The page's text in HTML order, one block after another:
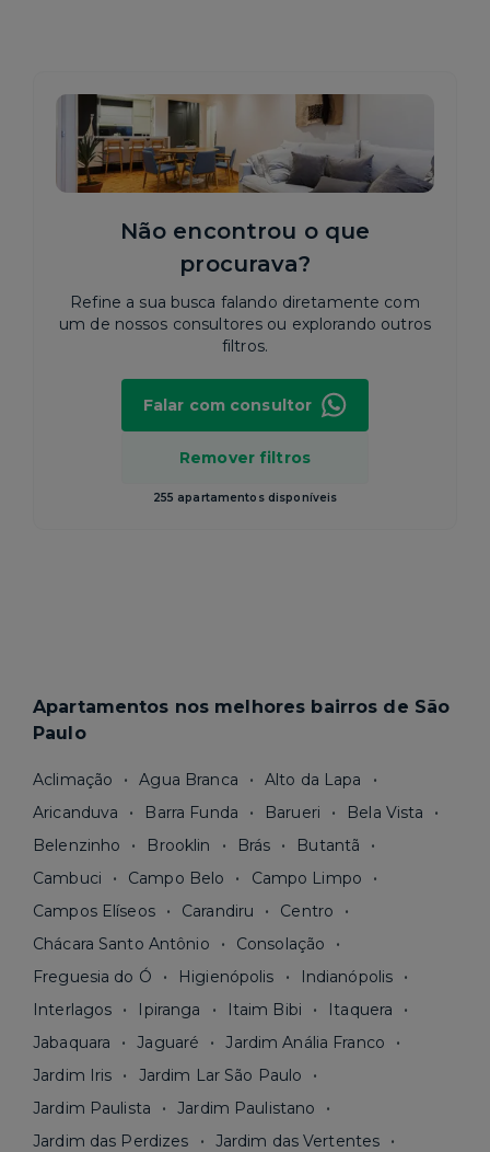
Não encontrou o que
procurava?
Refine a sua busca falando diretamente com
um de nossos consultores ou explorando outros
filtros.
Remover filtros
255 apartamentos disponíveis
Falar com consultor
Apartamentos nos melhores bairros de São
Paulo
Aclimação Agua Branca
Alto da Lapa
Aricanduva
Barra Funda Barueri
Bela Vista
Belenzinho
Brooklin Brás
Butantã
Cambuci
Campo Belo
Campo Limpo
Campos Elíseos
Carandiru
Centro
Chácara Santo Antônio
Consolação
Freguesia do Ó
Higienópolis
Indianópolis
Interlagos
Ipiranga Itaim Bibi
Itaquera
Jabaquara
Jaguaré
Jardim Anália Franco
Jardim Iris
Jardim Lar São Paulo
Jardim Paulista
Jardim Paulistano
Jardim das Perdizes
Jardim das Vertentes